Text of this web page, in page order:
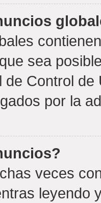
sea
de Control
por la
veces
leyendo